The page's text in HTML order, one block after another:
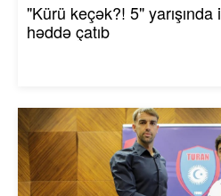
"Kürü keçək?! 5" yarışında
həddə çatıb